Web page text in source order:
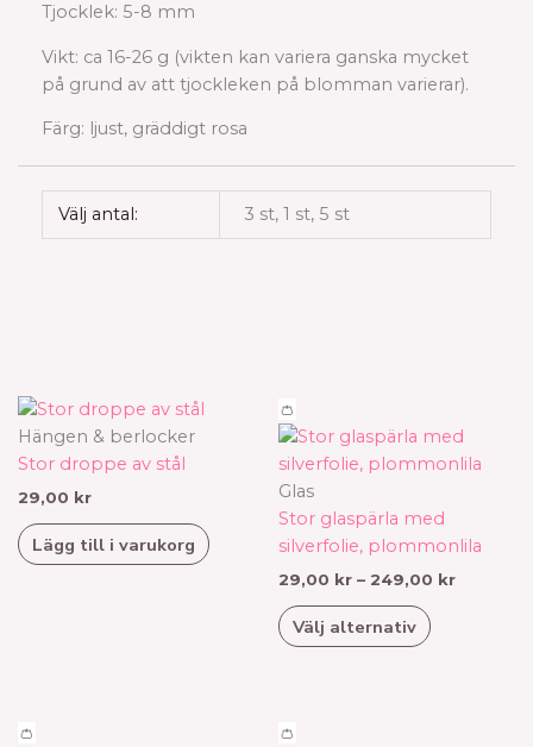
Tjocklek: 5-8 mm
Vikt: ca 16-26 g (vikten kan variera ganska mycket
på grund av att tjockleken på blomman varierar).
Färg: ljust, gräddigt rosa
Välj antal: 3 st, 1 st, 5 st
Hängen & berlocker
Stor droppe av stål
29,00 kr
Lägg till i varukorg
👛
Glas
Stor glaspärla med
silverfolie, plommonlila
29,00 kr – 249,00 kr
29,00 kr
till
249,00
Välj alternativ
här
produkten
flera
varianter.
De
alternativen
👛
Prisintervall:
👛